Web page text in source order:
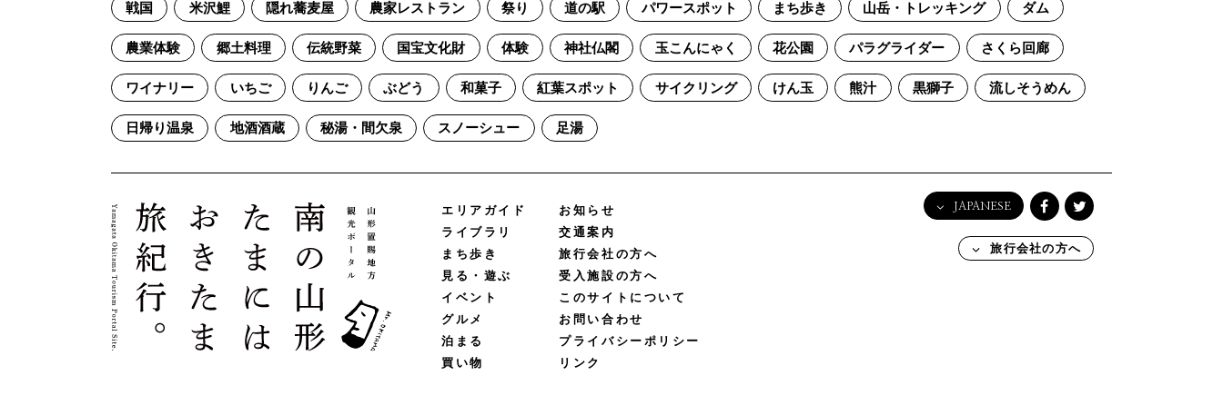
戦国 米沢鯉 隠れ蕎麦屋 農家レストラン 祭り 道の駅 パワースポット まち歩き 山岳・トレッキング ダム
農業体験 郷土料理 伝統野菜 国宝文化財 体験 神社仏閣 玉こんにゃく 花公園 パラグライダー さくら回廊
ワイナリー いちご りんご ぶどう 和菓子 紅葉スポット サイクリング けん玉 熊汁 黒獅子 流しそうめん
日帰り温泉 地酒酒蔵 秘湯・間欠泉 スノーシュー 足湯
エリアガイド
ライブラリ
まち歩き
見る・遊ぶ
イベント
グルメ
泊まる
買い物
お知らせ
交通案内
旅行会社の方へ
受入施設の方へ
このサイトについて
お問い合わせ
プライバシーポリシー
リンク
JAPANESE
English
日本語
旅行会社の方へ